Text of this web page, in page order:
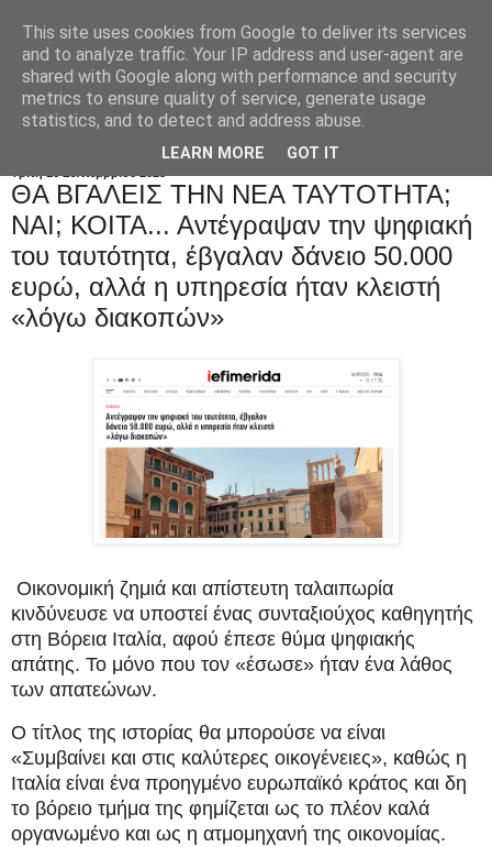
ΘΑ ΒΓΑΛΕΙΣ ΤΗΝ NEA ΤΑΥΤΟΤΗΤΑ;
ΝΑΙ; ΚΟΙΤΑ... Αντέγραψαν την ψηφιακή
του ταυτότητα, έβγαλαν δάνειο 50.000
ευρώ, αλλά η υπηρεσία ήταν κλειστή
«λόγω διακοπών»
Οικονομική ζημιά και απίστευτη ταλαιπωρία
κινδύνευσε να υποστεί ένας συνταξιούχος καθηγητής
στη Βόρεια Ιταλία, αφού έπεσε θύμα ψηφιακής
απάτης. Το μόνο που τον «έσωσε» ήταν ένα λάθος
των απατεώνων.
Ο τίτλος της ιστορίας θα μπορούσε να είναι
«Συμβαίνει και στις καλύτερες οικογένειες», καθώς η
Ιταλία είναι ένα προηγμένο ευρωπαϊκό κράτος και δη
το βόρειο τμήμα της φημίζεται ως το πλέον καλά
οργανωμένο και ως η ατμομηχανή της οικονομίας.
This site uses cookies from Google to deliver its services
and to analyze traffic. Your IP address and user-agent are
shared with Google along with performance and security
metrics to ensure quality of service, generate usage
statistics, and to detect and address abuse.
LEARN MORE GOT IT